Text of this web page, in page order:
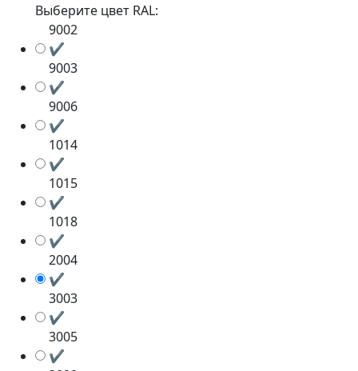
Выберите цвет RAL:
9002
✔
9003
✔
9006
✔
1014
✔
1015
✔
1018
✔
2004
✔
3003
✔
3005
✔